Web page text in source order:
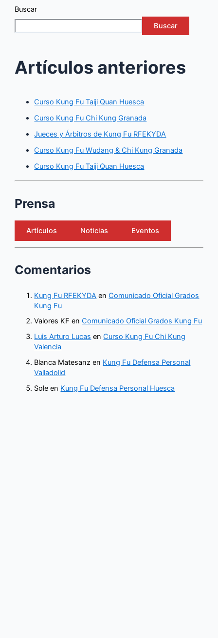
Buscar
Buscar
Artículos anteriores
Curso Kung Fu Taiji Quan Huesca
Curso Kung Fu Chi Kung Granada
Jueces y Árbitros de Kung Fu RFEKYDA
Curso Kung Fu Wudang & Chi Kung Granada
Curso Kung Fu Taiji Quan Huesca
Prensa
Artículos Noticias Eventos
Comentarios
Kung Fu RFEKYDA enComunicado Oficial Grados
Kung Fu
Valores KF enComunicado Oficial Grados Kung Fu
Luis Arturo Lucas enCurso Kung Fu Chi Kung
Valencia
Blanca Matesanz en Kung Fu Defensa Personal
Valladolid
Sole en Kung Fu Defensa Personal Huesca